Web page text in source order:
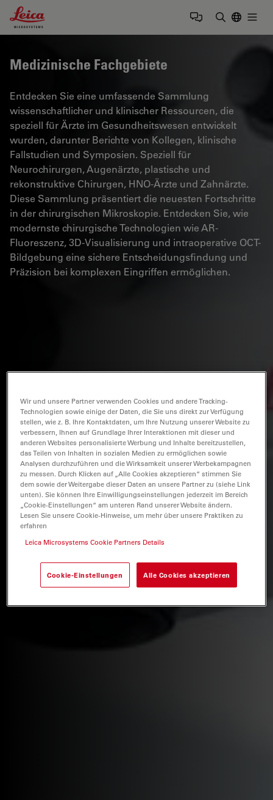
Leica Microsystems Logo
Medizinische Fachgebiete
Entdecken Sie eine umfassende Sammlung
wissenschaftlicher und klinischer Ressourcen, die
speziell für Ärzte im Gesundheitswesen entwickelt
wurden, darunter Berichte von Kollegen, klinische
Fallstudien und Symposien. Speziell für
Neurochirurgen, Augenärzte, plastische und
rekonstruktive Chirurgen, HNO-Ärzte und Zahnärzte.
Diese Sammlung präsentiert die neuesten Fortschritte
in der chirurgischen Mikroskopie. Entdecken Sie, wie
modernste chirurgische Technologien wie AR-
Fluoreszenz, 3D-Visualisierung und intraoperative OCT-
Bildgebung eine sichere Entscheidungsfindung und
Präzision bei komplexen Eingriffen ermöglichen.
Wir und unsere Partner verwenden Cookies und andere Tracking-
Technologien sowie einige der Daten, die Sie uns direkt zur Verfügung
stellen, wie z. B. Ihre Kontaktdaten, um Ihre Nutzung unserer Website zu
verbessern, Ihnen auf Grundlage Ihrer Interaktionen mit dieser und
anderen Websites personalisierte Werbung und Inhalte bereitzustellen,
das Teilen von Inhalten in sozialen Medien zu ermöglichen sowie
Analysen durchzuführen und die Wirksamkeit unserer Werbekampagnen
zu messen. Durch Klicken auf „Alle Cookies akzeptieren“ stimmen Sie
dem sowie der Weitergabe dieser Daten an unsere Partner zu (siehe Link
unten). Sie können Ihre Einwilligungseinstellungen jederzeit im Bereich
„Cookie-Einstellungen“ am unteren Rand unserer Website ändern.
Lesen Sie unsere Cookie-Hinweise, um mehr über unsere Praktiken zu
erfahren
Leica Microsystems Cookie Partners Details
Cookie-Einstellungen Alle Cookies akzeptieren